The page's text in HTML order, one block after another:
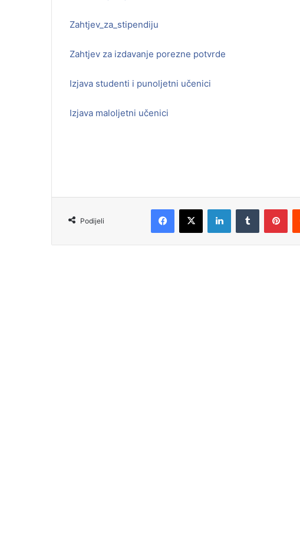
Zahtjev_za_stipendiju
Zahtjev za izdavanje porezne potvrde
Izjava studenti i punoljetni učenici
Izjava maloljetni učenici
Podijeli